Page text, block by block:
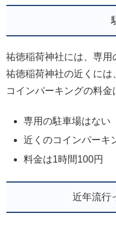
祐徳稲荷神社には、専用
祐徳稲荷神社の近くには
コインパーキングの料金
専用の駐車場はない
近くのコインパーキ
料金は1時間100円
近年流行